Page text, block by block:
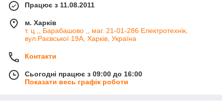
Працює з 11.08.2011
м. Харків
т. ц ,, Барабашово ,, маг. 21-01-286 Електротехнік,
вул.Раєвської 19А, Харків, Україна
Контакти
Сьогодні працює з 09:00 до 16:00
Показати весь графік роботи